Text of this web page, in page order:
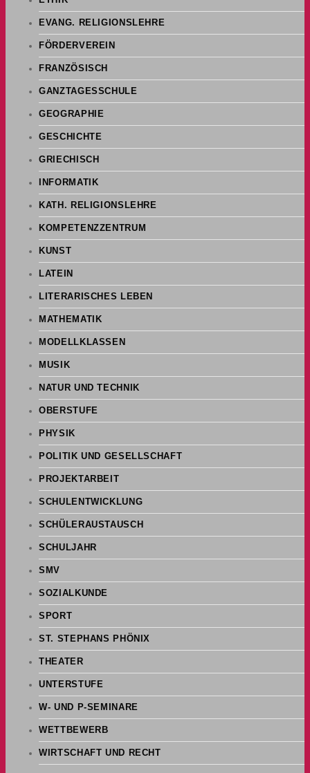
EVANG. RELIGIONSLEHRE
FÖRDERVEREIN
FRANZÖSISCH
GANZTAGESSCHULE
GEOGRAPHIE
GESCHICHTE
GRIECHISCH
INFORMATIK
KATH. RELIGIONSLEHRE
KOMPETENZZENTRUM
KUNST
LATEIN
LITERARISCHES LEBEN
MATHEMATIK
MODELLKLASSEN
MUSIK
NATUR UND TECHNIK
OBERSTUFE
PHYSIK
POLITIK UND GESELLSCHAFT
PROJEKTARBEIT
SCHULENTWICKLUNG
SCHÜLERAUSTAUSCH
SCHULJAHR
SMV
SOZIALKUNDE
SPORT
ST. STEPHANS PHÖNIX
THEATER
UNTERSTUFE
W- UND P-SEMINARE
WETTBEWERB
WIRTSCHAFT UND RECHT